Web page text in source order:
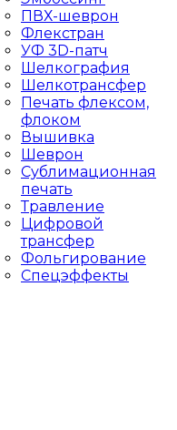
ПВХ-шеврон
Флекстран
УФ 3D-патч
Шелкография
Шелкотрансфер
Печать флексом,
флоком
Вышивка
Шеврон
Сублимационная
печать
Травление
Цифровой
трансфер
Фольгирование
Спецэффекты